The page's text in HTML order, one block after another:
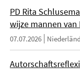
PD Rita
wijze mannen van
07.07.2026